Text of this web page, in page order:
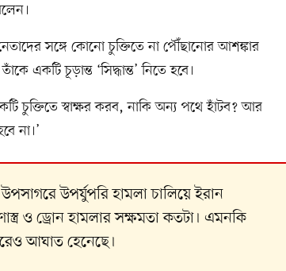
নেতাদের সঙ্গে কোনো চুক্তিতে না পৌঁছানোর আশঙ্কার
একটি চূড়ান্ত ‘সিদ্ধান্ত’ নিতে হবে।
চুক্তিতে স্বাক্ষর করব, নাকি অন্য পথে হাঁটব? আর
না।’
উপর্যুপরি হামলা চালিয়ে ইরান
ও ড্রোন হামলার সক্ষমতা কতটা। এমনকি
আঘাত হেনেছে।